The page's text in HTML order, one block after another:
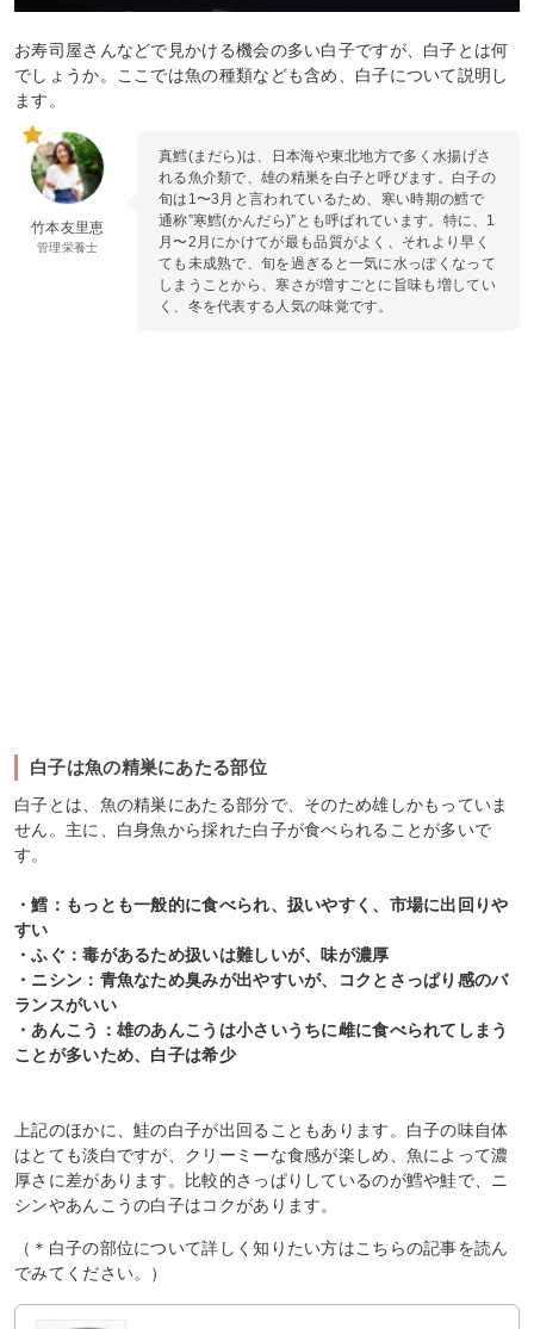
お寿司屋さんなどで見かける機会の多い白子ですが、白子とは何
でしょうか。ここでは魚の種類なども含め、白子について説明し
ます。
竹本友里恵
管理栄養士
真鱈(まだら)は、日本海や東北地方で多く水揚げさ
れる魚介類で、雄の精巣を白子と呼びます。白子の
旬は1〜3月と言われているため、寒い時期の鱈で
通称”寒鱈(かんだら)”とも呼ばれています。特に、1
月〜2月にかけてが最も品質がよく、それより早く
ても未成熟で、旬を過ぎると一気に水っぽくなって
しまうことから、寒さが増すごとに旨味も増してい
く、冬を代表する人気の味覚です。
白子は魚の精巣にあたる部位
白子とは、魚の精巣にあたる部分で、そのため雄しかもっていま
せん。主に、白身魚から採れた白子が食べられることが多いで
す。
・鱈：もっとも一般的に食べられ、扱いやすく、市場に出回りや
すい
・ふぐ：毒があるため扱いは難しいが、味が濃厚
・ニシン：青魚なため臭みが出やすいが、コクとさっぱり感のバ
ランスがいい
・あんこう：雄のあんこうは小さいうちに雌に食べられてしまう
ことが多いため、白子は希少
上記のほかに、鮭の白子が出回ることもあります。白子の味自体
はとても淡白ですが、クリーミーな食感が楽しめ、魚によって濃
厚さに差があります。比較的さっぱりしているのが鱈や鮭で、ニ
シンやあんこうの白子はコクがあります。
（＊白子の部位について詳しく知りたい方はこちらの記事を読ん
でみてください。）